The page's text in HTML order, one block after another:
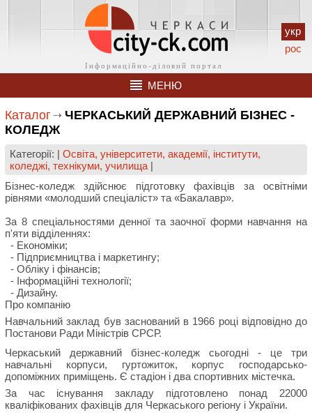
укр
рос
МЕНЮ
Каталог
ЧЕРКАСЬКИЙ ДЕРЖАВНИЙ БІЗНЕС -
КОЛЕДЖ
Категорії: | Освіта, університети, академії, інститути,
коледжі, технікуми, училища |
Бізнес-коледж здійснює підготовку фахівців за освітніми
рівнями «молодший спеціаліст» та «Бакалавр».
За 8 спеціальностями денної та заочної форми навчання на
п'яти відділеннях:
- Економіки;
- Підприємництва і маркетингу;
- Обліку і фінансів;
- Інформаційні технології;
- Дизайну.
Про компанію
Навчальний заклад був заснований в 1966 році відповідно до
Постанови Ради Міністрів СРСР.
Черкаський державний бізнес-коледж сьогодні - це три
навчальні корпуси, гуртожиток, корпус господарсько-
допоміжних приміщень. Є стадіон і два спортивних містечка.
За час існування закладу підготовлено понад 22000
кваліфікованих фахівців для Черкаського регіону і України.